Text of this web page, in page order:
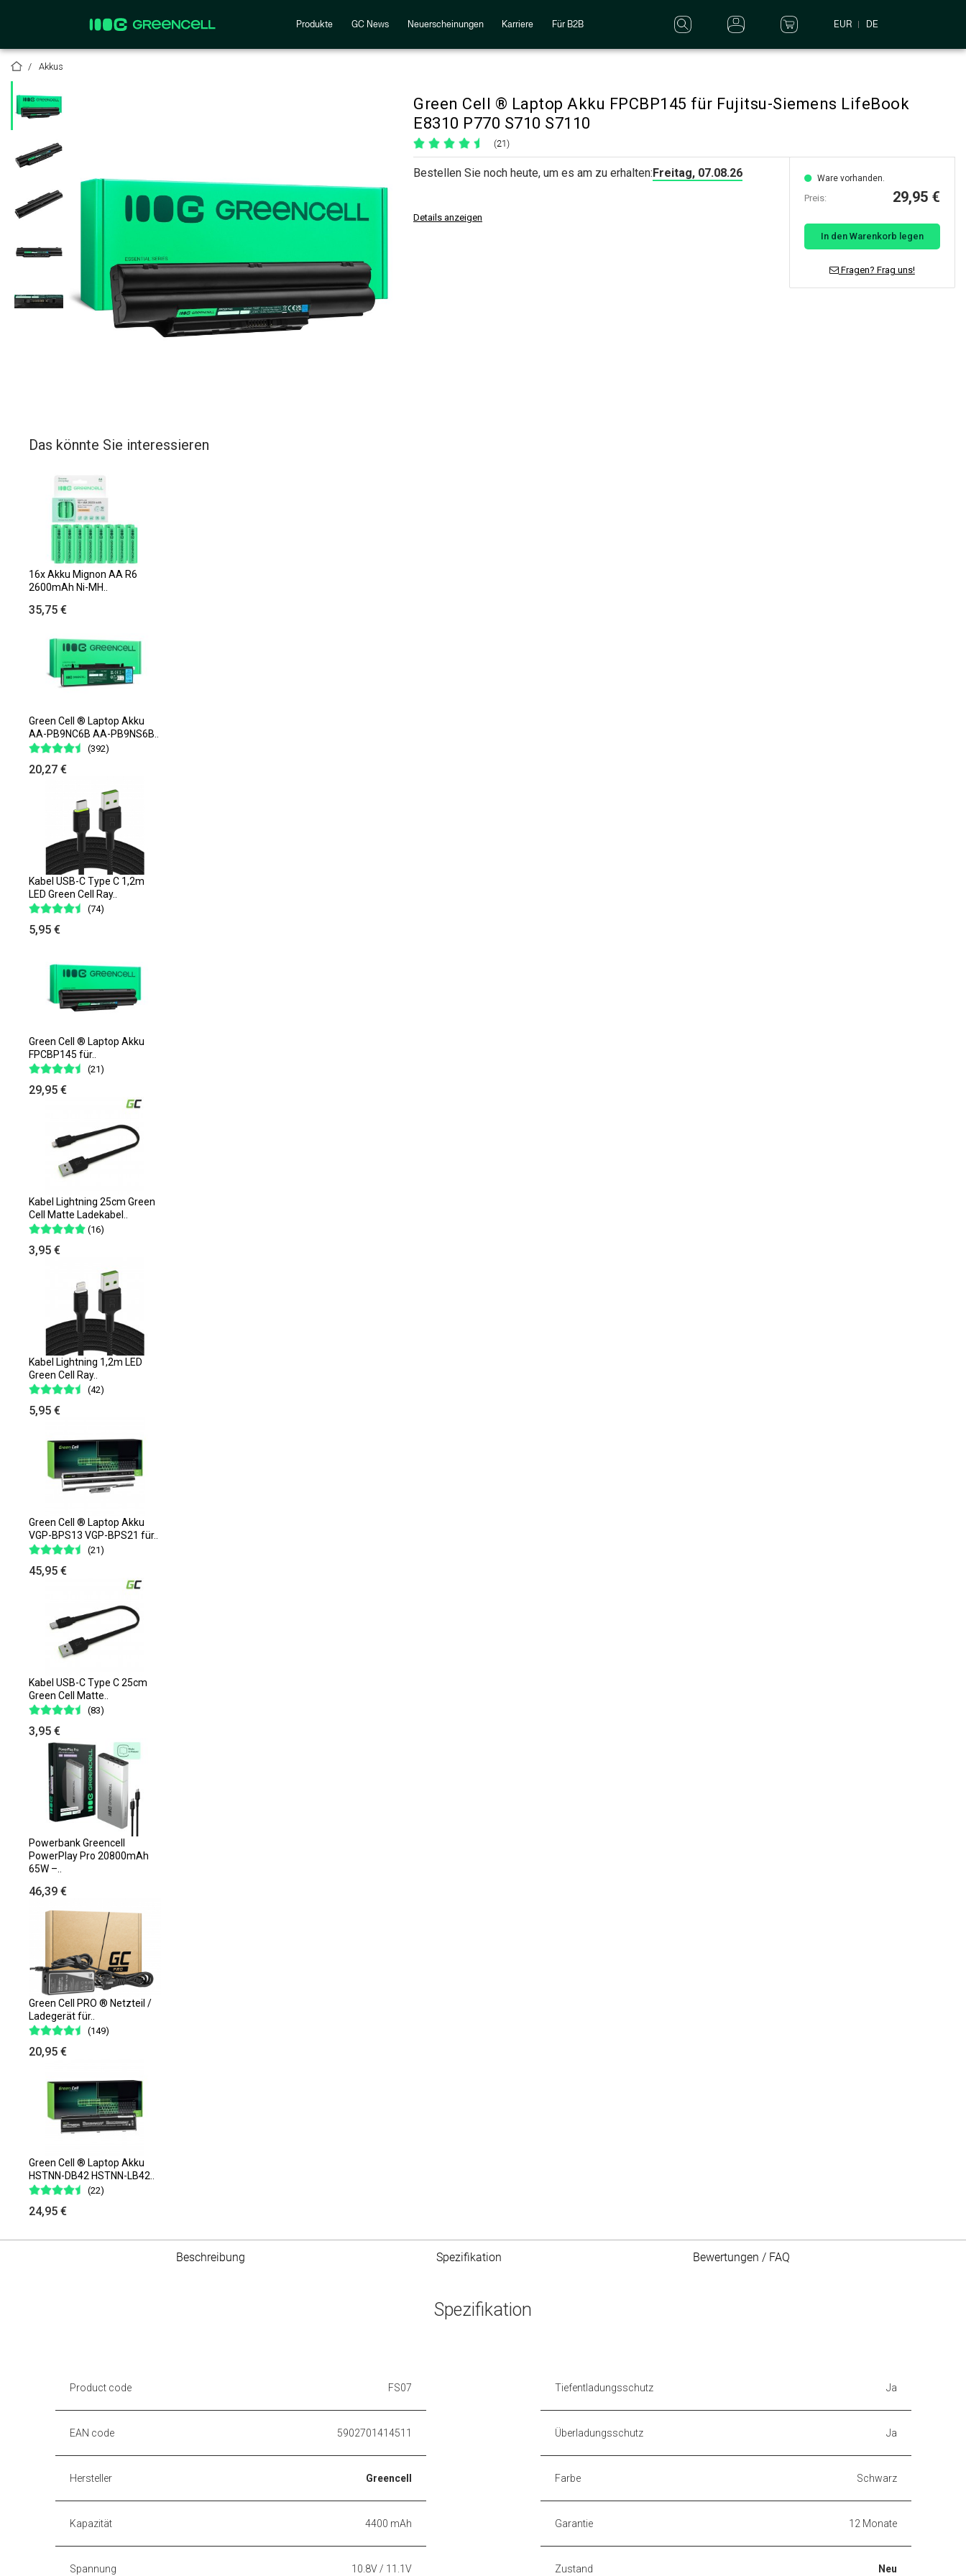
Produkte GC News Neuerscheinungen Karriere Für B2B EUR DE
Akkus
Green Cell ® Laptop Akku FPCBP145 für Fujitsu-Siemens LifeBook
E8310 P770 S710 S7110
(21)
Bestellen Sie noch heute, um es am zu erhalten:Freitag, 07.08.26
Details anzeigen
Ware vorhanden.
Preis: 29,95 €
In den Warenkorb legen
Fragen? Frag uns!
Das könnte Sie interessieren
16x Akku Mignon AA R6
2600mAh Ni-MH..
35,75 €
Green Cell ® Laptop Akku
AA-PB9NC6B AA-PB9NS6B..
(392)
20,27 €
Kabel USB-C Type C 1,2m
LED Green Cell Ray..
(74)
5,95 €
Green Cell ® Laptop Akku
FPCBP145 für..
(21)
29,95 €
Kabel Lightning 25cm Green
Cell Matte Ladekabel..
(16)
3,95 €
Kabel Lightning 1,2m LED
Green Cell Ray..
(42)
5,95 €
Green Cell ® Laptop Akku
VGP-BPS13 VGP-BPS21 für..
(21)
45,95 €
Kabel USB-C Type C 25cm
Green Cell Matte..
(83)
3,95 €
Powerbank Greencell
PowerPlay Pro 20800mAh
65W –..
46,39 €
Green Cell PRO ® Netzteil /
Ladegerät für..
(149)
20,95 €
Green Cell ® Laptop Akku
HSTNN-DB42 HSTNN-LB42..
(22)
24,95 €
Beschreibung Spezifikation Bewertungen / FAQ
Spezifikation
Product code FS07
EAN code 5902701414511
Hersteller Greencell
Kapazität 4400 mAh
Spannung 10.8V / 11.1V
Tiefentladungsschutz Ja
Überladungsschutz Ja
Farbe Schwarz
Garantie 12 Monate
Zustand Neu